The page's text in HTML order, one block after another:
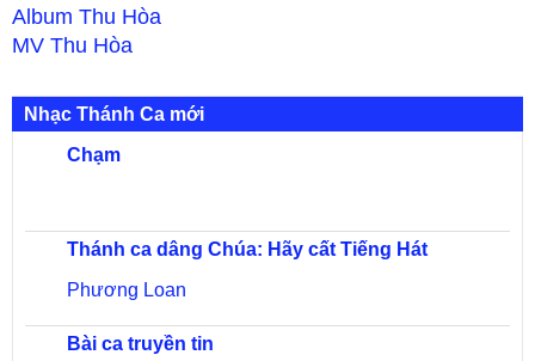
Album Thu Hòa
MV Thu Hòa
Nhạc Thánh Ca mới
Chạm
Thánh ca dâng Chúa: Hãy cất Tiếng Hát
Phương Loan
Bài ca truyền tin